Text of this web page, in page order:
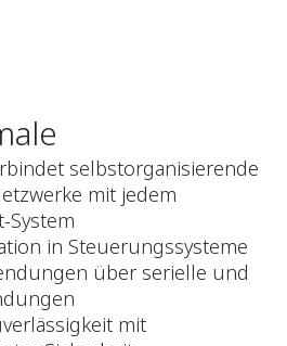
selbstorganisierende
mit jedem
System
in Steuerungssysteme
über serielle und
mit